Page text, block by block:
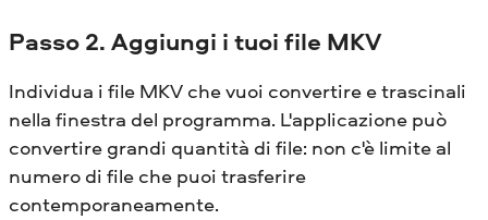
Passo 2. Aggiungi i tuoi file MKV
Individua i file MKV che vuoi convertire e trascinali
nella finestra del programma. L'applicazione può
convertire grandi quantità di file: non c'è limite al
numero di file che puoi trasferire
contemporaneamente.